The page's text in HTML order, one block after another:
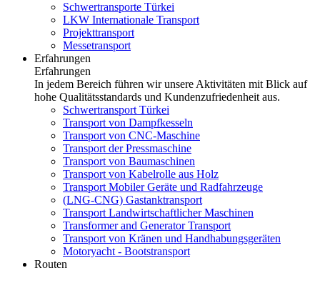
Schwertransporte Türkei
LKW Internationale Transport
Projekttransport
Messetransport
Erfahrungen
Erfahrungen
In jedem Bereich führen wir unsere Aktivitäten mit Blick auf
hohe Qualitätsstandards und Kundenzufriedenheit aus.
Schwertransport Türkei
Transport von Dampfkesseln
Transport von CNC-Maschine
Transport der Pressmaschine
Transport von Baumaschinen
Transport von Kabelrolle aus Holz
Transport Mobiler Geräte und Radfahrzeuge
(LNG-CNG) Gastanktransport
Transport Landwirtschaftlicher Maschinen
Transformer and Generator Transport
Transport von Kränen und Handhabungsgeräten
Motoryacht - Bootstransport
Routen